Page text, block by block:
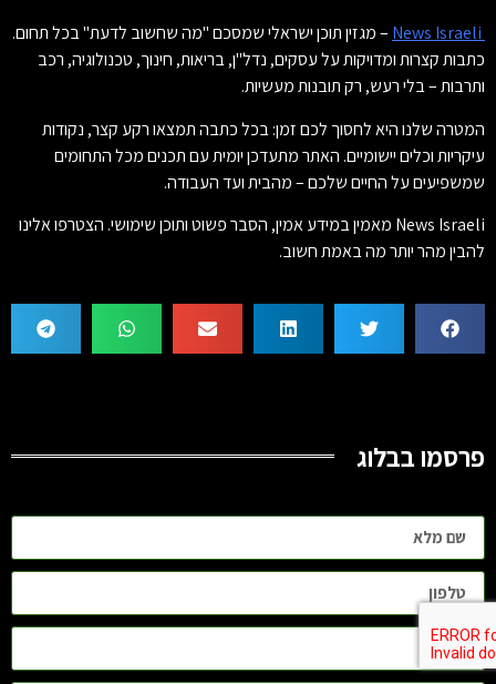
– מגזין תוכן ישראלי שמסכם "מה שחשוב לדעת" בכל תחום.
כתבות קצרות ומדויקות על עסקים, נדל"ן, בריאות, חינוך, טכנולוגיה, רכב
ותרבות – בלי רעש, רק תובנות מעשיות.
המטרה שלנו היא לחסוך לכם זמן: בכל כתבה תמצאו רקע קצר, נקודות
עיקריות וכלים יישומיים. האתר מתעדכן יומית עם תכנים מכל התחומים
שמשפיעים על החיים שלכם – מהבית ועד העבודה.
News Israeli מאמין במידע אמין, הסבר פשוט ותוכן שימושי. הצטרפו אלינו
להבין מהר יותר מה באמת חשוב.
פרסמו בבלוג